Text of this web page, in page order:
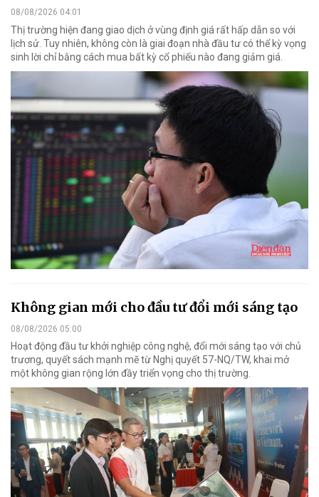
08/08/2026 04:01
Thị trường hiện đang giao dịch ở vùng định giá rất hấp dẫn so với
lịch sử. Tuy nhiên, không còn là giai đoạn nhà đầu tư có thể kỳ vọng
sinh lời chỉ bằng cách mua bất kỳ cổ phiếu nào đang giảm giá.
Không gian mới cho đầu tư đổi mới sáng tạo
08/08/2026 05:00
Hoạt động đầu tư khởi nghiệp công nghệ, đổi mới sáng tạo với chủ
trương, quyết sách mạnh mẽ từ Nghị quyết 57-NQ/TW, khai mở
một không gian rộng lớn đầy triển vọng cho thị trường.